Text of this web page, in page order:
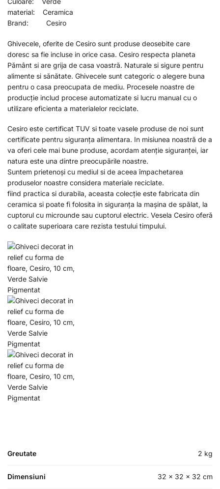
material: Ceramica
Brand: Cesiro
Ghivecele, oferite de Cesiro sunt produse deosebite care
doresc sa fie incluse in orice casa. Cesiro respecta planeta
Pământ si are grija de casa voastră. Naturale si sigure pentru
alimente si sănătate. Ghivecele sunt categoric o alegere buna
pentru o casa preocupata de mediu. Procesele noastre de
producție includ procese automatizate si lucru manual cu o
utilizare eficienta a materialelor reciclate.
Cesiro este certificat TUV si toate vasele produse de noi sunt
certificate pentru siguranța alimentara. In misiunea noastră de a
va oferi cele mai bune produse, acordam atenție siguranței, iar
natura este una dintre preocupările noastre.
Suntem prietenoși cu mediul si de aceea împachetarea
produselor noastre considera materiale reciclate.
fiind practica si durabila, aceasta colecție este fabricata din
ceramica si poate fi folosita in siguranța la mașina de spălat, la
cuptorul cu microunde sau cuptorul electric. Vesela Cesiro oferă
o calitate superioara care rezista testului timpului.
Greutate 2 kg
Dimensiuni 32 × 32 × 32 cm